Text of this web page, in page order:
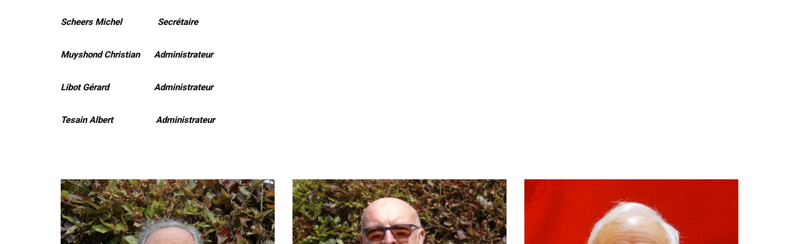
Scheers Michel Secrétaire
Muyshond Christian Administrateur
Libot Gérard Administrateur
Tesain Albert Administrateur